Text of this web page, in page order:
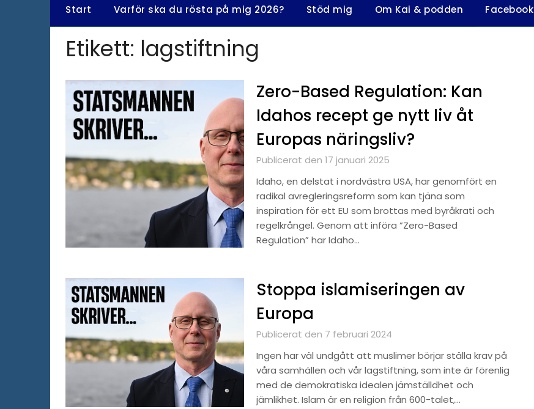
Start Varför ska du rösta på mig 2026? Stöd mig Om Kai & podden Facebook
Etikett: lagstiftning
Zero-Based Regulation: Kan
Idahos recept ge nytt liv åt
Europas näringsliv?
Publicerat den 17 januari 2025
Idaho, en delstat i nordvästra USA, har genomfört en
radikal avregleringsreform som kan tjäna som
inspiration för ett EU som brottas med byråkrati och
regelkrångel. Genom att införa ”Zero-Based
Regulation” har Idaho…
Stoppa islamiseringen av
Europa
Publicerat den 7 februari 2024
Ingen har väl undgått att muslimer börjar ställa krav på
våra samhällen och vår lagstiftning, som inte är förenlig
med de demokratiska idealen jämställdhet och
jämlikhet. Islam är en religion från 600-talet,…